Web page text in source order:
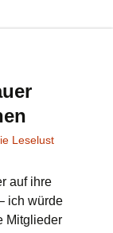
Leselust
auf ihre
ich würde
Mitglieder